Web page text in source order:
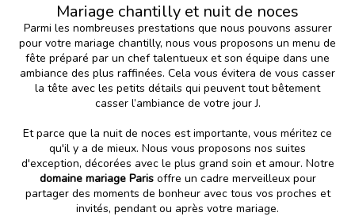
Mariage chantilly et nuit de noces
Parmi les nombreuses prestations que nous pouvons assurer
pour votre mariage chantilly, nous vous proposons un menu de
fête préparé par un chef talentueux et son équipe dans une
ambiance des plus raffinées. Cela vous évitera de vous casser
la tête avec les petits détails qui peuvent tout bêtement
casser l’ambiance de votre jour J.
Et parce que la nuit de noces est importante, vous méritez ce
qu'il y a de mieux. Nous vous proposons nos suites
d'exception, décorées avec le plus grand soin et amour. Notre
domaine mariage Parisoffre un cadre merveilleux pour
partager des moments de bonheur avec tous vos proches et
invités, pendant ou après votre mariage.